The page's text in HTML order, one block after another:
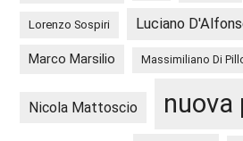
Lorenzo Sospiri Luciano
Marco Marsilio Massimiliano Di
Nicola Mattoscio nuova